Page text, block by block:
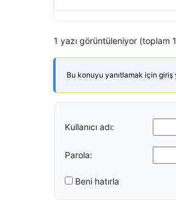
1 yazı görüntüleniyor (toplam
Bu konuyu yanıtlamak için giriş
Kullanıcı adı:
Parola:
Beni hatırla